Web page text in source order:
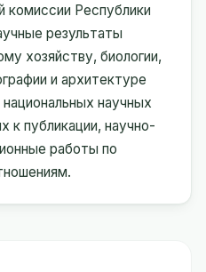
комиссии Республики
результаты
хозяйству, биологии,
и архитектуре
научных
к публикации, научно-
работы по